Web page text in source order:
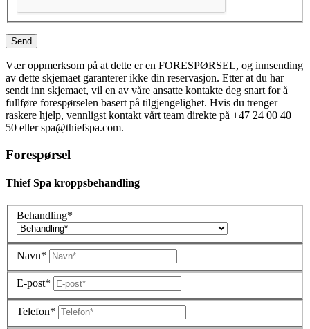
Send
Vær oppmerksom på at dette er en FORESPØRSEL, og innsending
av dette skjemaet garanterer ikke din reservasjon. Etter at du har
sendt inn skjemaet, vil en av våre ansatte kontakte deg snart for å
fullføre forespørselen basert på tilgjengelighet. Hvis du trenger
raskere hjelp, vennligst kontakt vårt team direkte på +47 24 00 40
50 eller spa@thiefspa.com.
Forespørsel
Thief Spa kroppsbehandling
Behandling*
Navn*
E-post*
Telefon*